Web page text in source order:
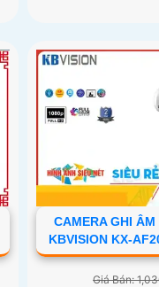
CAMERA GHI ÂM
KBVISION KX-
Giá Bán: